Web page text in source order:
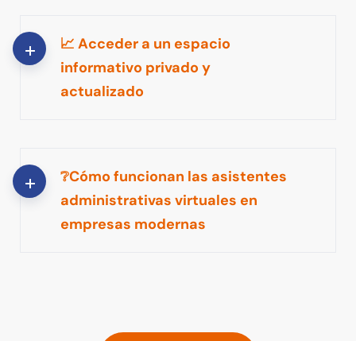
📈 Acceder a un espacio
informativo privado y
actualizado
❔Cómo funcionan las asistentes
administrativas virtuales en
empresas modernas